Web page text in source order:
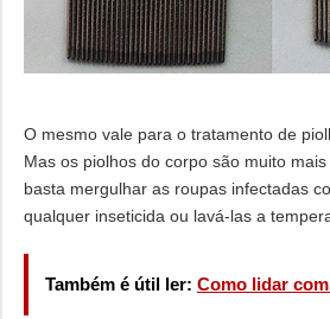
O mesmo vale para o tratamento de
Mas os piolhos do corpo são muito
basta mergulhar as roupas infectadas
qualquer inseticida ou lavá-las a
Também é útil ler: Como lidar